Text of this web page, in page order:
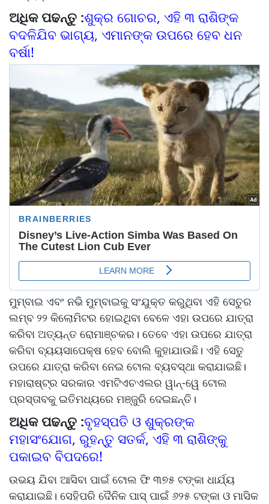
ଅଧିକ ପଢନ୍ତୁ :ଶୁକ୍ର ଗୋଚର, ଏହି ୩ ରାଶିଙ୍କ
ବଦଳିଯିବ ଭାଗ୍ୟ, ଏମାନଙ୍କ ଉପରେ ହେବ ଧନ
ବର୍ଷା!
ମୁମ୍ବାଇ ଏବଂ ନଭି ମୁମ୍ବାଇକୁ ସଂଯୁକ୍ତ କରୁଥିବା ଏହି ସେତୁର
ଲମ୍ବ ୨୨ କିଲୋମିଟର ହୋଇଥିବା ବେଳେ ଏହା ଉପରେ ଯାତ୍ରା
କରିବା ଅତ୍ୟନ୍ତ ରୋମାଞ୍ଚକର। ତେବେ ଏହା ଉପରେ ଯାତ୍ରା
କରିବା ବ୍ୟୟସାପେକ୍ଷ ହେବ ବୋଲି କୁହାଯାଉଛି। ଏହି ସେତୁ
ଉପରେ ଯାତ୍ରା କରିବା ନେଇ ଟୋଲ ବ୍ୟବସ୍ଥା କରାଯାଇଛି।
ମହାରାଷ୍ଟ୍ର ସରକାର ଏମଟିଏଚଏଲର ୱାନ୍-ୱେ ଟୋଲ
ପ୍ରସ୍ତାବକୁ ଇତିମଧ୍ୟରେ ମଞ୍ଜୁରି ଦେଇଛନ୍ତି।
ଅଧିକ ପଢନ୍ତୁ :ବୃହସ୍ପତି ଓ ଶୁକ୍ରଙ୍କ
ମହାସଂଯୋଗ, ରୁହନ୍ତୁ ସତର୍କ, ଏହି ୩ ରାଶିଙ୍କୁ
ପକାଇବ ବିପଦରେ!
ଉଭୟ ଯିବା ଆସିବା ପାଇଁ ଟୋଲ ଫି ୩୭୫ ଟଙ୍କା ଧାର୍ଯ୍ୟ
କରାଯାଇଛି। ସେହିପରି ଦୈନିକ ପାସ୍ ପାଇଁ ୬୨୫ ଟଙ୍କା ଓ ମାସିକ